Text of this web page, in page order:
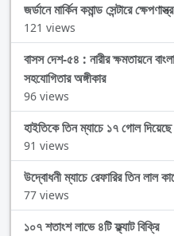
জর্ডানে মার্কিন কমান্ড সেন্টারে
121 views
বাসস দেশ-৫৪ : নারীর ক্ষমতায়নে
সহযোগিতার অঙ্গীকার
96 views
হাইতিকে তিন ম্যাচে ১৭ গোল দিয়েছে
91 views
উদ্বোধনী ম্যাচে রেফারির তিন লাল
77 views
১০৭ শতাংশ লাভে ৪টি ফ্ল্যাট বিক্রি